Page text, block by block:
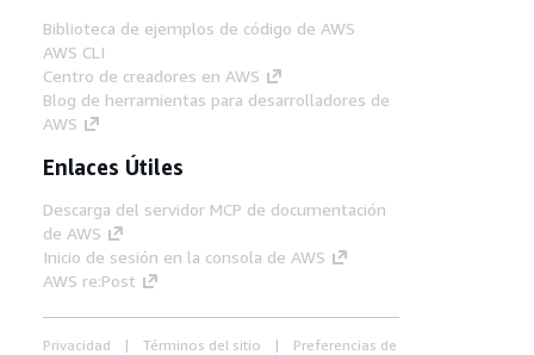
Biblioteca de ejemplos de código de AWS
AWS CLI
Centro de creadores en AWS
Blog de herramientas para desarrolladores de
AWS
Enlaces Útiles
Descarga del servidor MCP de documentación
de AWS
Inicio de sesión en la consola de AWS
AWS re:Post
Privacidad Términos del sitio
Preferencias de